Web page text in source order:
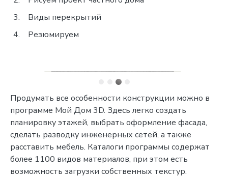
Виды перекрытий
Резюмируем
Продумать все особенности конструкции можно в
программе Мой Дом 3D. Здесь легко создать
планировку этажей, выбрать оформление фасада,
сделать разводку инженерных сетей, а также
расставить мебель. Каталоги программы содержат
более 1100 видов материалов, при этом есть
возможность загрузки собственных текстур.